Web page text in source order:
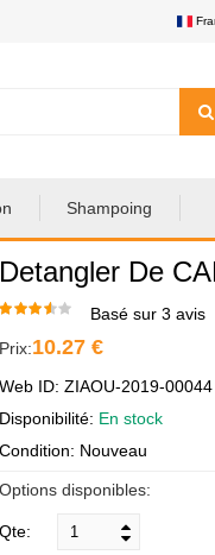
Shampoing
Detangler De
Basé sur 3 avis
Prix:10.27 €
Web ID: ZIAOU-2019-00044
Disponibilité: En stock
Condition: Nouveau
Options disponibles:
Qte: